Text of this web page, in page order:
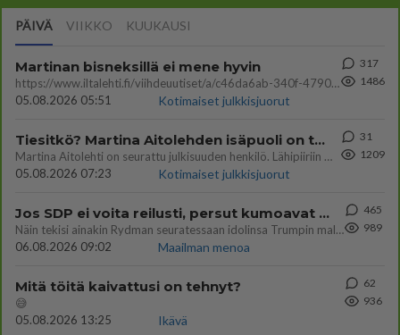
PÄIVÄ VIIKKO KUUKAUSI
Martinan bisneksillä ei mene hyvin
https://www.iltalehti.fi/viihdeuutiset/a/c46da6ab-340f-4790-aaa7-0865eed2336 Yrityksen konkurssihakemus on tullut kärä
05.08.2026 05:51
Kotimaiset julkkisjuorut
317
1486
Tiesitkö? Martina Aitolehden isäpuoli on tämä suosittu laulaja
Martina Aitolehti on seurattu julkisuuden henkilö. Lähipiiriin mahtuu muitakin tunnettuja henkilöitä. Tiesitkö, että Ma
05.08.2026 07:23
Kotimaiset julkkisjuorut
31
1209
Jos SDP ei voita reilusti, persut kumoavat demokratian Suomesta
Näin tekisi ainakin Rydman seuratessaan idolinsa Trumpin mallia https://www.is.fi/politiikka/art-2000012187244.html
06.08.2026 09:02
Maailman menoa
465
989
Mitä töitä kaivattusi on tehnyt?
😅
05.08.2026 13:25
Ikävä
62
936